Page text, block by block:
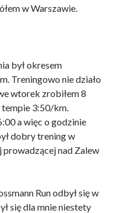
w Warszawie.
był okresem
Treningowo nie działo
wtorek zrobiłem 8
3:50/km.
a więc o godzinie
dobry trening w
prowadzącej nad Zalew
Run odbył się w
się dla mnie niestety